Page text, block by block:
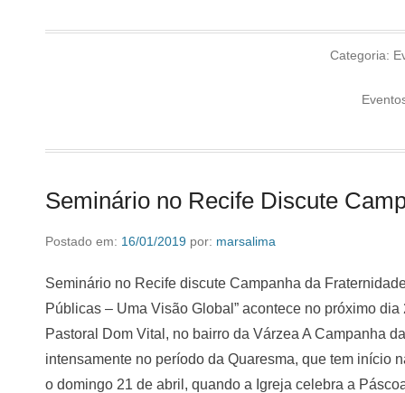
Categoria:
Seminário no Recife Discute
Postado em: 16/01/2019 por: marsalima
Seminário no Recife discute Campanha da
Públicas – Uma Visão Global” acontece no próximo
Pastoral Dom Vital, no bairro da Várzea A Campanha
intensamente no período da Quaresma, que tem início
o domingo 21 de abril, quando a Igreja celebra a